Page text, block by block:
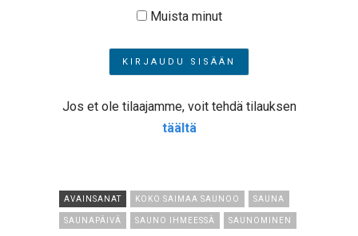
Muista minut
Jos et ole tilaajamme, voit tehdä tilauksen
täältä
AVAINSANAT KOKO SAIMAA SAUNOO SAUNA
SAUNAPÄIVÄ SAUNO IHMEESSÄ SAUNOMINEN